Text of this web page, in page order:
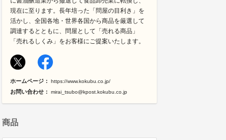
現在に至ります。長年培った「問屋の目利き」を
活かし、全国各地・世界各国から商品を厳選して
調達するとともに、問屋として「売れる商品」
「売れるしくみ」をお客様にご提案いたします。
ホームページ： https://www.kokubu.co.jp/
お問い合わせ： mirai_tsubo@kpost.kokubu.co.jp
商品